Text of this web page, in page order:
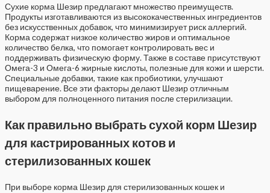
Сухие корма Шезир предлагают множество преимуществ.
Продукты изготавливаются из высококачественных ингредиентов
без искусственных добавок, что минимизирует риск аллергий.
Корма содержат низкое количество жиров и оптимальное
количество белка, что помогает контролировать вес и
поддерживать физическую форму. Также в составе присутствуют
Омега-3 и Омега-6 жирные кислоты, полезные для кожи и шерсти.
Специальные добавки, такие как пробиотики, улучшают
пищеварение. Все эти факторы делают Шезир отличным
выбором для полноценного питания после стерилизации.
Как правильно выбрать сухой корм Шезир
для кастрированных котов и
стерилизованных кошек
При выборе корма Шезир для стерилизованных кошек и